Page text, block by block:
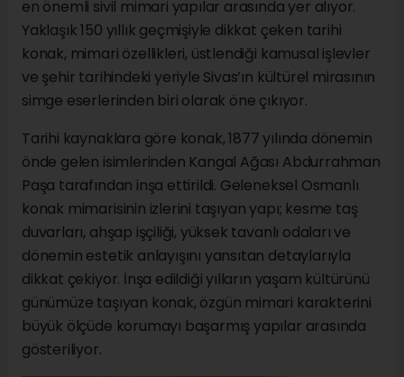
en önemli sivil mimari yapılar arasında yer alıyor.
Yaklaşık 150 yıllık geçmişiyle dikkat çeken tarihi
konak, mimari özellikleri, üstlendiği kamusal işlevler
ve şehir tarihindeki yeriyle Sivas’ın kültürel mirasının
simge eserlerinden biri olarak öne çıkıyor.
Tarihi kaynaklara göre konak, 1877 yılında dönemin
önde gelen isimlerinden Kangal Ağası Abdurrahman
Paşa tarafından inşa ettirildi. Geleneksel Osmanlı
konak mimarisinin izlerini taşıyan yapı; kesme taş
duvarları, ahşap işçiliği, yüksek tavanlı odaları ve
dönemin estetik anlayışını yansıtan detaylarıyla
dikkat çekiyor. İnşa edildiği yılların yaşam kültürünü
günümüze taşıyan konak, özgün mimari karakterini
büyük ölçüde korumayı başarmış yapılar arasında
gösteriliyor.